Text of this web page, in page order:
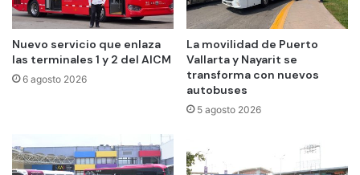
Nuevo servicio que enlaza
las terminales 1 y 2 del AICM
6 agosto 2026
La movilidad de Puerto
Vallarta y Nayarit se
transforma con nuevos
autobuses
5 agosto 2026